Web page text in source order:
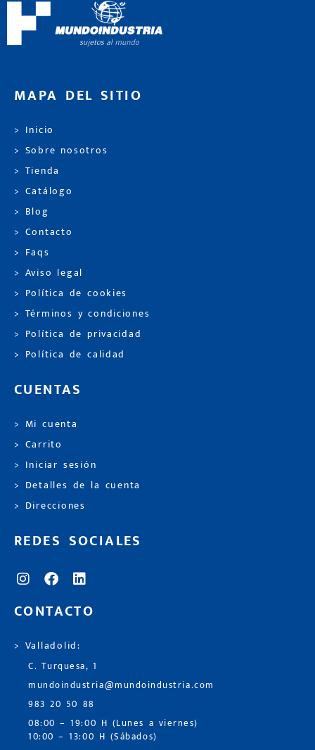
MAPA DEL SITIO
> Inicio
> Sobre nosotros
> Tienda
> Catálogo
> Blog
> Contacto
> Faqs
> Aviso legal
> Política de cookies
> Términos y condiciones
> Política de privacidad
> Política de calidad
CUENTAS
> Mi cuenta
> Carrito
> Iniciar sesión
> Detalles de la cuenta
> Direcciones
REDES SOCIALES
CONTACTO
> Valladolid:
C. Turquesa, 1
mundoindustria@mundoindustria.com
983 20 50 88
08:00 – 19:00 H (Lunes a viernes)
10:00 – 13:00 H (Sábados)